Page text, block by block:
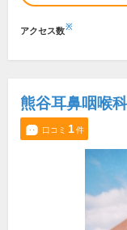
アクセス数※
熊谷耳鼻咽喉
口コミ 1件